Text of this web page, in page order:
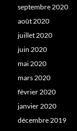
septembre 2020
août 2020
juillet 2020
juin 2020
mai 2020
mars 2020
février 2020
janvier 2020
décembre 2019